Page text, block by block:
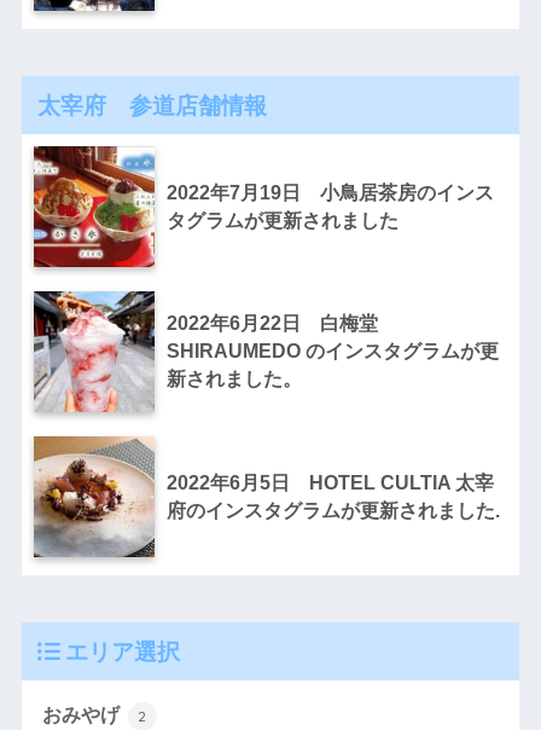
太宰府 参道店舗情報
2022年7月19日 小鳥居茶房のインス
タグラムが更新されました
2022年6月22日 白梅堂
SHIRAUMEDO のインスタグラムが更
新されました。
2022年6月5日 HOTEL CULTIA 太宰
府のインスタグラムが更新されました.
エリア選択
おみやげ 2